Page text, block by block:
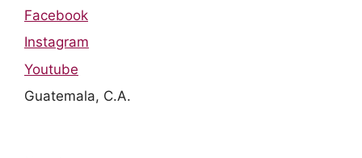
Facebook
Instagram
Youtube
Guatemala, C.A.